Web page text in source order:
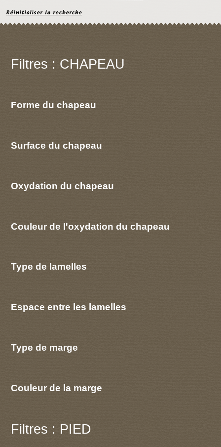
Réinitialiser la recherche
Filtres : CHAPEAU
Forme du chapeau
Surface du chapeau
Oxydation du chapeau
Couleur de l'oxydation du chapeau
Type de lamelles
Espace entre les lamelles
Type de marge
Couleur de la marge
Filtres : PIED